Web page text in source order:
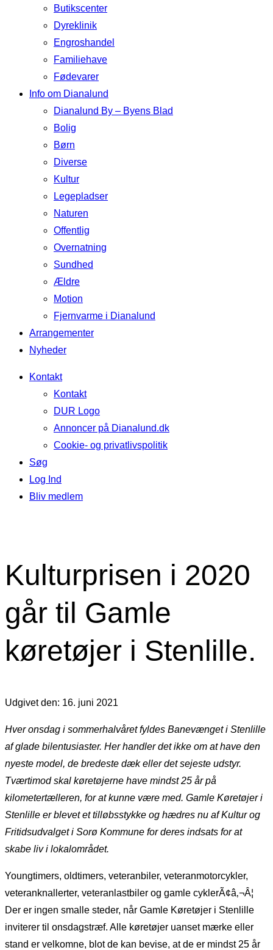
Butikscenter
Dyreklinik
Engroshandel
Familiehave
Fødevarer
Info om Dianalund
Dianalund By – Byens Blad
Bolig
Børn
Diverse
Kultur
Legepladser
Naturen
Offentlig
Overnatning
Sundhed
Ældre
Motion
Fjernvarme i Dianalund
Arrangementer
Nyheder
Kontakt
Kontakt
DUR Logo
Annoncer på Dianalund.dk
Cookie- og privatlivspolitik
Søg
Log Ind
Bliv medlem
Kulturprisen i 2020
går til Gamle
køretøjer i Stenlille.
Udgivet den: 16. juni 2021
Hver onsdag i sommerhalvåret fyldes Banevænget i Stenlille
af glade bilentusiaster. Her handler det ikke om at have den
nyeste model, de bredeste dæk eller det sejeste udstyr.
Tværtimod skal køretøjerne have mindst 25 år på
kilometertælleren, for at kunne være med. Gamle Køretøjer i
Stenlille er blevet et tilløbsstykke og hædres nu af Kultur og
Fritidsudvalget i Sorø Kommune for deres indsats for at
skabe liv i lokalområdet.
Youngtimers, oldtimers, veteranbiler, veteranmotorcykler,
veteranknallerter, veteranlastbiler og gamle cyklerÃ¢â‚¬Â¦
Der er ingen smalle steder, når Gamle Køretøjer i Stenlille
inviterer til onsdagstræf. Alle køretøjer uanset mærke eller
stand er velkomne, blot de kan bevise, at de er mindst 25 år